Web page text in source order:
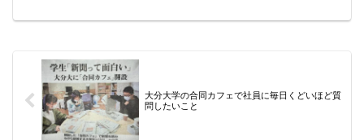
動家ではないはず。僕らの生活をよくす
大分大学の合同カフェで社員に毎日くどいほど質
問したいこと